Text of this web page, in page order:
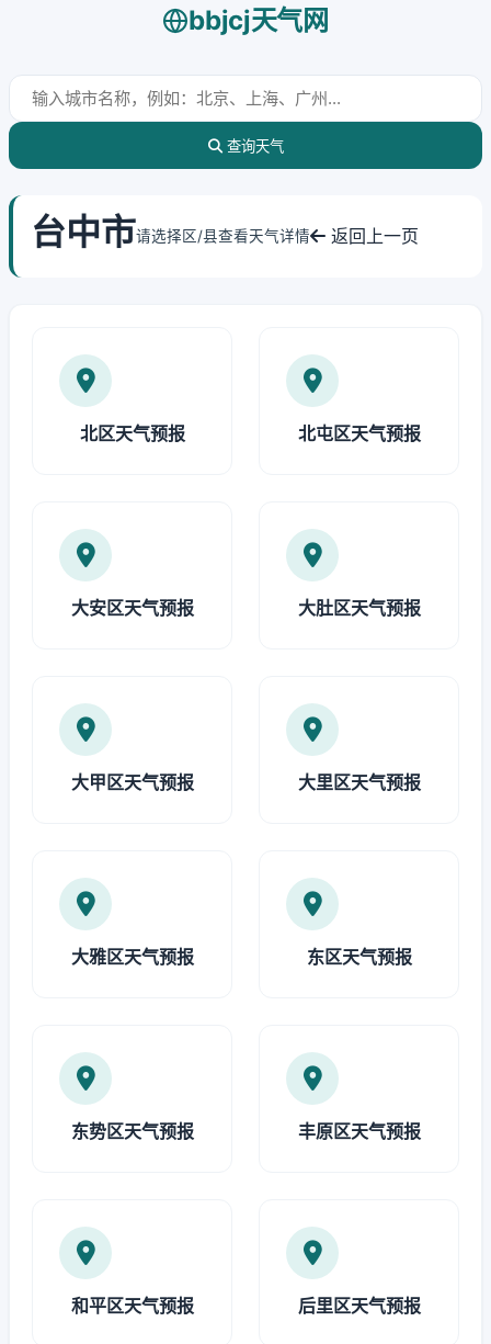
bbjcj天气网
查询天气
台中市请选择区/县查看天气详情 返回上一页
北区天气预报 北屯区天气预报
大安区天气预报 大肚区天气预报
大甲区天气预报 大里区天气预报
大雅区天气预报 东区天气预报
东势区天气预报 丰原区天气预报
和平区天气预报 后里区天气预报